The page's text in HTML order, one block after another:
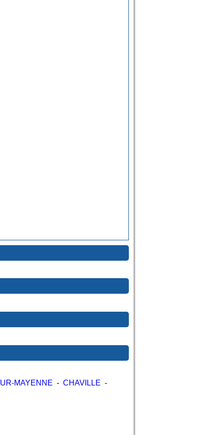
MAYENNE - CHAVILLE -